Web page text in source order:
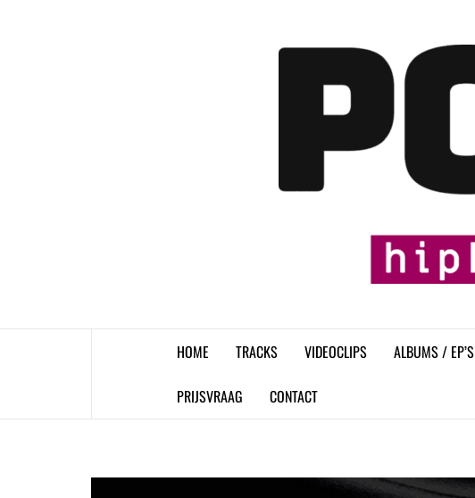
HOME TRACKS VIDEOCLIPS ALBUMS / EP’S
PRIJSVRAAG CONTACT